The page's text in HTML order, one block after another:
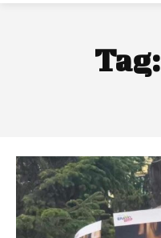
Tag: